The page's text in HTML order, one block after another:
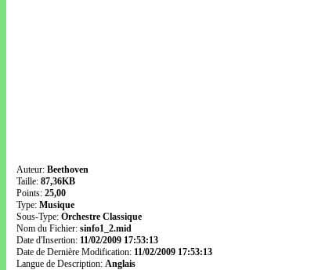
Auteur: Beethoven
Taille: 87,36KB
Points: 25,00
Type: Musique
Sous-Type: Orchestre Classique
Nom du Fichier: sinfo1_2.mid
Date d'Insertion: 11/02/2009 17:53:13
Date de Dernière Modification: 11/02/2009 17:53:13
Langue de Description: Anglais